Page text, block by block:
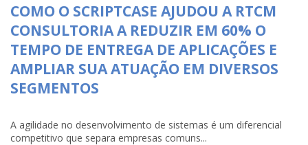
COMO O SCRIPTCASE AJUDOU A RTCM
CONSULTORIA A REDUZIR EM 60% O
TEMPO DE ENTREGA DE APLICAÇÕES E
AMPLIAR SUA ATUAÇÃO EM DIVERSOS
SEGMENTOS
A agilidade no desenvolvimento de sistemas é um diferencial
competitivo que separa empresas comuns...